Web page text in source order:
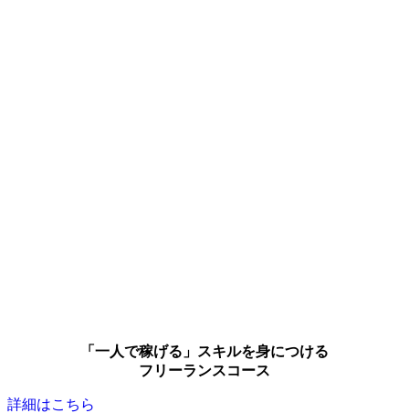
「一人で稼げる」スキルを身につける
フリーランスコース
詳細はこちら